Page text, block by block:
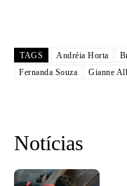
TAGS Andréia Horta
Fernanda Souza
Gianne
Notícias